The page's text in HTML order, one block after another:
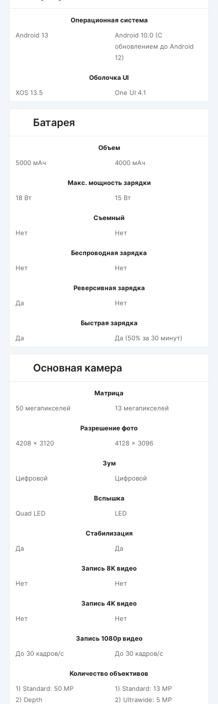
Операционная система
Android 13
Android 10.0 (С
обновлением до Android
12)
Оболочка UI
XOS 13.5
One UI 4.1
Батарея
Объем
5000 мАч
4000 мАч
Макс. мощность зарядки
18 Вт
15 Вт
Съемный
Нет
Нет
Беспроводная зарядка
Нет
Нет
Реверсивная зарядка
Да
Нет
Быстрая зарядка
Да
Да (50% за 30 минут)
Основная камера
Матрица
50 мегапикселей
13 мегапикселей
Разрешение фото
4208 x 3120
4128 x 3096
Зум
Цифровой
Цифровой
Вспышка
Quad LED
LED
Стабилизация
Да
Да
Запись 8K видео
Нет
Нет
Запись 4K видео
Нет
Нет
Запись 1080p видео
До 30 кадров/c
До 30 кадров/c
Количество объективов
1) Standard: 50 MP
2) Depth
1) Standard: 13 MP
2) Ultrawide: 5 MP